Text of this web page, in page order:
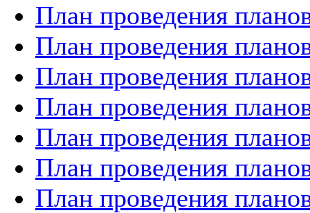
План проведения
План проведения
План проведения
План проведения
План проведения
План проведения
План проведения